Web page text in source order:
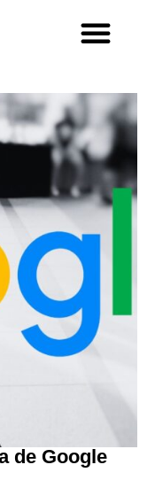
de Google